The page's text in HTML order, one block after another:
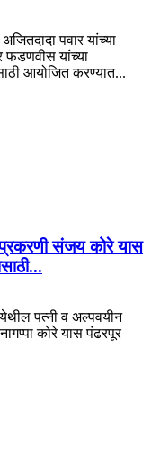
पवार यांच्या
फडणवीस यांच्या
आयोजित करण्यात...
प्रकरणी संजय कोरे यास
पत्नी व अल्पवयीन
कोरे यास पंढरपूर